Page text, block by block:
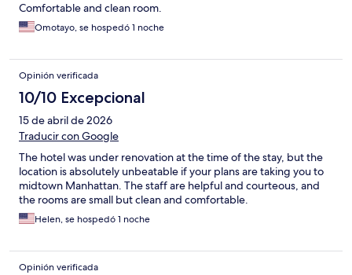
Comfortable and clean room.
Omotayo, se hospedó 1 noche
Opinión verificada
10/10 Excepcional
15 de abril de 2026
Traducir con Google
The hotel was under renovation at the time of the stay, but the
location is absolutely unbeatable if your plans are taking you to
midtown Manhattan. The staff are helpful and courteous, and
the rooms are small but clean and comfortable.
Helen, se hospedó 1 noche
Opinión verificada